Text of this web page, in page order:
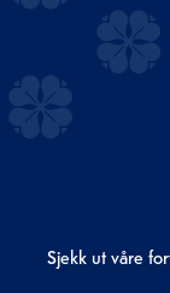
Sjekk ut våre